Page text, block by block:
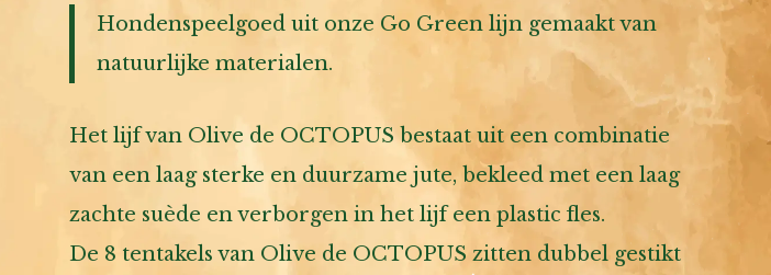
Hondenspeelgoed uit onze Go Green lijn gemaakt van
natuurlijke materialen.
Het lijf van Olive de OCTOPUS bestaat uit een combinatie
van een laag sterke en duurzame jute, bekleed met een laag
zachte suède en verborgen in het lijf een plastic fles.
De 8 tentakels van Olive de OCTOPUS zitten dubbel gestikt